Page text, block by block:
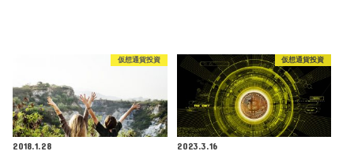
仮想通貨投資
2018.1.28
仮想通貨投資
2023.3.16